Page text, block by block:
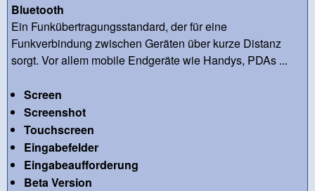
Bluetooth
Ein Funkübertragungsstandard, der für eine
Funkverbindung zwischen Geräten über kurze Distanz
sorgt. Vor allem mobile Endgeräte wie Handys, PDAs ...
Screen
Screenshot
Touchscreen
Eingabefelder
Eingabeaufforderung
Beta Version